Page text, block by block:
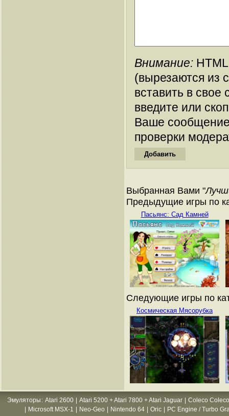
Внимание:
(вырезаются из
вставить в
введите или
Ваше
проверки
Выбранная Вами "
Предыдущие игры по
Пасьянс: Сад Камней
Следующие игры по
Космическая Мясорубка
Эмуляторы : Atari 2600 Atari 5200 + Atari 7800 + Atari Jaguar
Coleco
Microsoft MSX-1 Neo-Geo Nintendo 64 Oric
PC Engine / Turbo